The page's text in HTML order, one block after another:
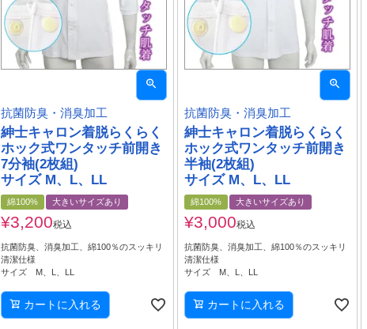
抗菌防臭・消臭加工
紳士キャロン着脱らくらく
ホック式ワンタッチ前開き
7分袖(2枚組)
サイズ M、L、LL
綿100% 大きいサイズあり
¥3,200税込
抗菌防臭、消臭加工、綿100％のスッキリ
清潔仕様
サイズ M、L、LL
カートに入れる
抗菌防臭・消臭加工
紳士キャロン着脱らくらく
ホック式ワンタッチ前開き
半袖(2枚組)
サイズ M、L、LL
綿100% 大きいサイズあり
¥3,000税込
抗菌防臭、消臭加工、綿100％のスッキリ
清潔仕様
サイズ M、L、LL
カートに入れる